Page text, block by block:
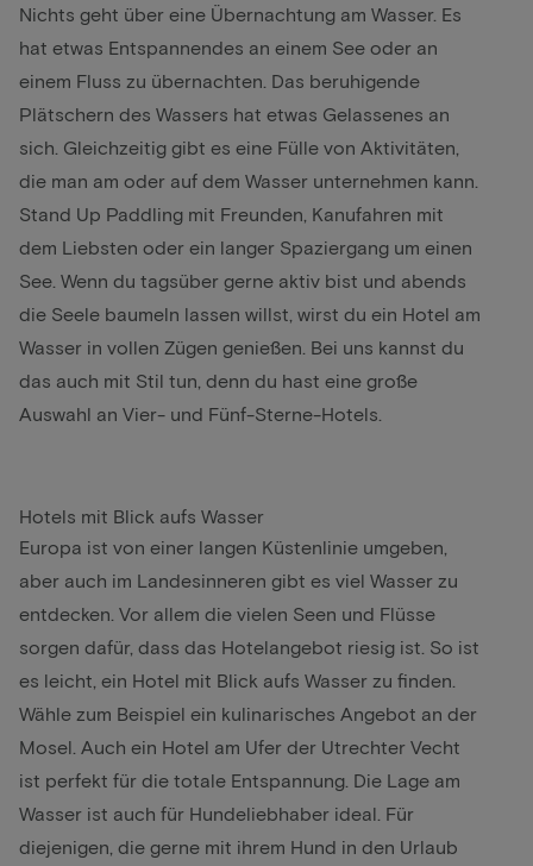
Nichts geht über eine Übernachtung am Wasser. Es
hat etwas Entspannendes an einem See oder an
einem Fluss zu übernachten. Das beruhigende
Plätschern des Wassers hat etwas Gelassenes an
sich. Gleichzeitig gibt es eine Fülle von Aktivitäten,
die man am oder auf dem Wasser unternehmen kann.
Stand Up Paddling mit Freunden, Kanufahren mit
dem Liebsten oder ein langer Spaziergang um einen
See. Wenn du tagsüber gerne aktiv bist und abends
die Seele baumeln lassen willst, wirst du ein Hotel am
Wasser in vollen Zügen genießen. Bei uns kannst du
das auch mit Stil tun, denn du hast eine große
Auswahl an Vier- und Fünf-Sterne-Hotels.
Hotels mit Blick aufs Wasser
Europa ist von einer langen Küstenlinie umgeben,
aber auch im Landesinneren gibt es viel Wasser zu
entdecken. Vor allem die vielen Seen und Flüsse
sorgen dafür, dass das Hotelangebot riesig ist. So ist
es leicht, ein Hotel mit Blick aufs Wasser zu finden.
Wähle zum Beispiel ein kulinarisches Angebot an der
Mosel. Auch ein Hotel am Ufer der Utrechter Vecht
ist perfekt für die totale Entspannung. Die Lage am
Wasser ist auch für Hundeliebhaber ideal. Für
diejenigen, die gerne mit ihrem Hund in den Urlaub